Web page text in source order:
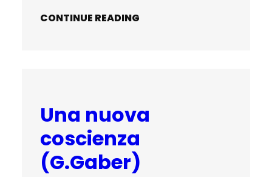
CONTINUE READING
Una nuova
coscienza
(G.Gaber)